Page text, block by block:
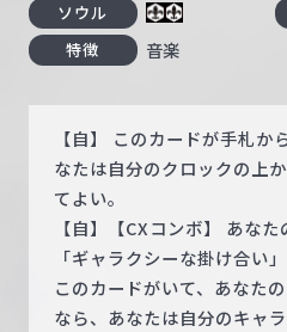
ソウル
特徴
音楽
【自】 このカードが手札
なたは自分のクロックの上
てよい。
【自】【CXコンボ】 あな
「ギャラクシーな掛け合い
このカードがいて、あなた
なら、あなたは自分のキャ